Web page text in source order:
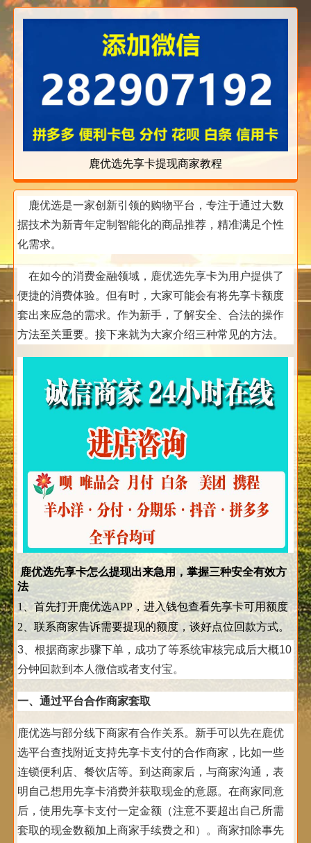
鹿优选先享卡提现商家教程
鹿优选是一家创新引领的购物平台，专注于通过大数
据技术为新青年定制智能化的商品推荐，精准满足个性
化需求。
在如今的消费金融领域，鹿优选先享卡为用户提供了
便捷的消费体验。但有时，大家可能会有将先享卡额度
套出来应急的需求。作为新手，了解安全、合法的操作
方法至关重要。接下来就为大家介绍三种常见的方法。
鹿优选先享卡怎么提现出来急用，掌握三种安全有效方
法
1、首先打开鹿优选APP，进入钱包查看先享卡可用额度
2、联系商家告诉需要提现的额度，谈好点位回款方式。
3、根据商家步骤下单，成功了等系统审核完成后大概10
分钟回款到本人微信或者支付宝。
一、通过平台合作商家套取
鹿优选与部分线下商家有合作关系。新手可以先在鹿优
选平台查找附近支持先享卡支付的合作商家，比如一些
连锁便利店、餐饮店等。到达商家后，与商家沟通，表
明自己想用先享卡消费并获取现金的意愿。在商家同意
后，使用先享卡支付一定金额（注意不要超出自己所需
套取的现金数额加上商家手续费之和）。商家扣除事先